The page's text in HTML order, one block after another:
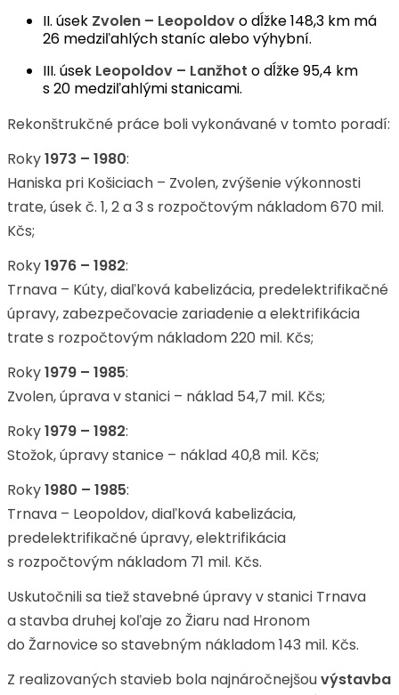
II. úsek Zvolen – Leopoldovo dĺžke 148,3 km má
26 medziľahlých staníc alebo výhybní.
III. úsek Leopoldov – Lanžhot o dĺžke 95,4 km
s 20 medziľahlými stanicami.
Rekonštrukčné práce boli vykonávané v tomto poradí:
Roky1973 – 1980:
Haniska pri Košiciach – Zvolen, zvýšenie výkonnosti
trate, úsek č. 1, 2 a 3 s rozpočtovým nákladom 670 mil.
Kčs;
Roky1976 – 1982:
Trnava – Kúty, diaľková kabelizácia, predelektrifikačné
úpravy, zabezpečovacie zariadenie a elektrifikácia
trate s rozpočtovým nákladom 220 mil. Kčs;
Roky1979 – 1985:
Zvolen, úprava v stanici – náklad 54,7 mil. Kčs;
Roky1979 – 1982:
Stožok, úpravy stanice – náklad 40,8 mil. Kčs;
Roky1980 – 1985:
Trnava – Leopoldov, diaľková kabelizácia,
predelektrifikačné úpravy, elektrifikácia
s rozpočtovým nákladom 71 mil. Kčs.
Uskutočnili sa tiež stavebné úpravy v stanici Trnava
a stavba druhej koľaje zo Žiaru nad Hronom
do Žarnovice so stavebným nákladom 143 mil. Kčs.
Z realizovaných stavieb bola najnáročnejšouvýstavba